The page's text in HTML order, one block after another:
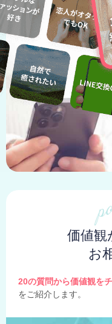
価値観
お
20の質問から価値観を
をご紹介します。